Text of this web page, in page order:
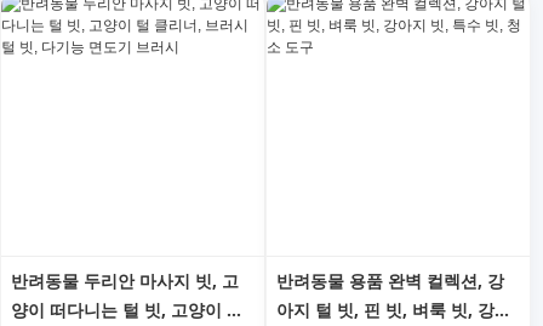
반려동물 두리안 마사지 빗, 고
양이 떠다니는 털 빗, 고양이 털
반려동물 용품 완벽 컬렉션, 강
아지 털 빗, 핀 빗, 벼룩 빗, 강아